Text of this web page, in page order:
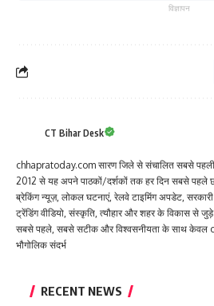
विज्ञापन
CT Bihar Desk
chhapratoday.com सारण जिले से संचालित सबसे
2012 से यह अपने पाठकों/दर्शकों तक हर दिन सबसे पहले
ब्रेकिंग न्यूज़, लोकल घटनाएं, रेलवे टाइमिंग अपडेट,
ट्रेंडिंग वीडियो, संस्कृति, त्यौहार और शहर के विकास से
सबसे पहले, सबसे सटीक और विश्वसनीयता के साथ केवल
भौगोलिक संदर्भ
RECENT NEWS